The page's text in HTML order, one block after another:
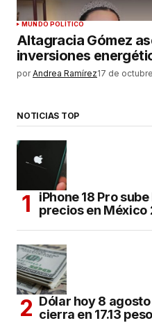
MUNDO POLÍTICO
Altagracia Gómez
inversiones
por Andrea Ramírez17 de
NOTICIAS TOP
iPhone 18 Pro
precios en México
Dólar hoy 8
cierra en 17.13